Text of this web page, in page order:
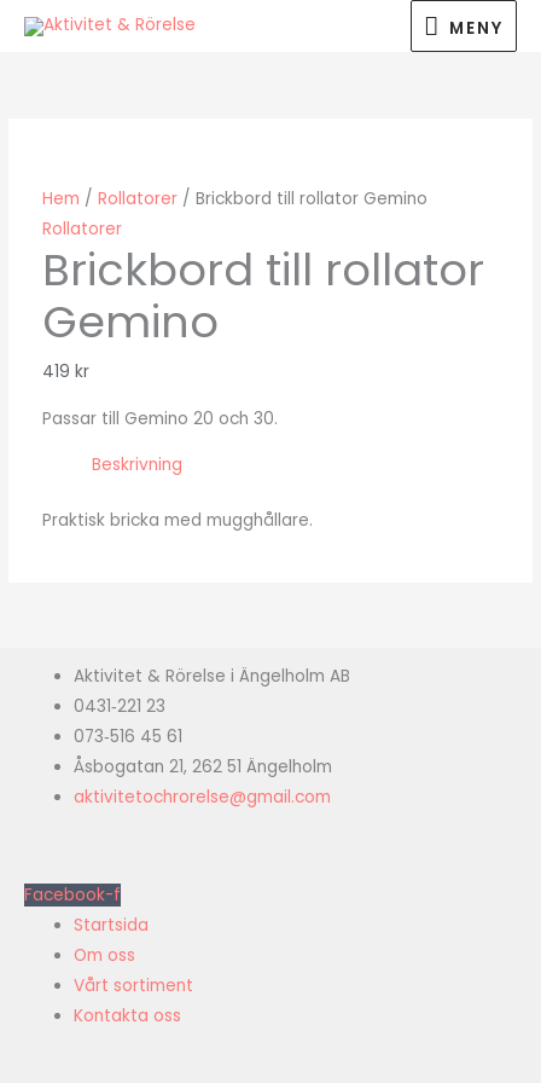
Hoppa
MENY
MENY
Hem / Rollatorer/ Brickbord till rollator Gemino
Rollatorer
Brickbord till rollator
Gemino
419 kr
Passar till Gemino 20 och 30.
Beskrivning
Praktisk bricka med mugghållare.
Aktivitet & Rörelse i Ängelholm AB
0431‑221 23
073‑516 45 61
Åsbogatan 21, 262 51 Ängelholm
aktivitetochrorelse@gmail.com
Facebook-f
Startsida
Om oss
Vårt sortiment
Kontakta oss